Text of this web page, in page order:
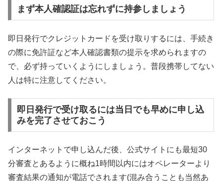
まず本人確認証は忘れずに持参しましょう
即日発行でクレジットカードを受け取りするには、手続き
の際に免許証など本人確認書類の提示を求められますの
で、必ず持っていくようにしましょう。普段携帯してない
人は特に注意してください。
即日発行で受け取るには当日でも早めに申し込
みを完了させておこう
インターネットで申し込んだ後、公式サイトにも最短30
分審査とあるように概ね1時間以内にはオペレーターより
審査結果の通知が電話でされます(混み合うことも当然あ